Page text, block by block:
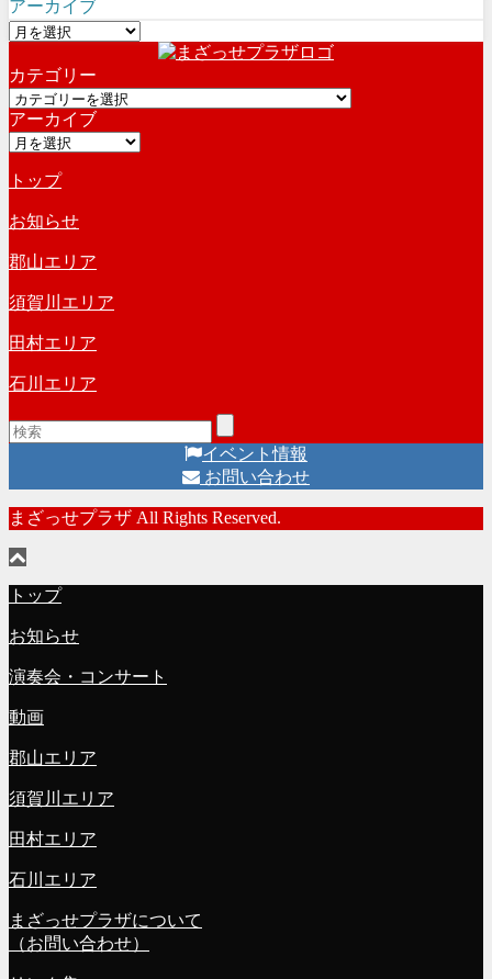
アーカイブ
ア
カ
イ
ブ
カテゴリー
カ
テ
ゴ
ー
アーカイブ
ア
カ
イ
ブ
トップ
お知らせ
郡山エリア
須賀川エリア
田村エリア
石川エリア
イベント情報
お問い合わせ
まざっせプラザ All Rights Reserved.
トップ
お知らせ
演奏会・コンサート
動画
郡山エリア
須賀川エリア
田村エリア
石川エリア
まざっせプラザについて
（お問い合わせ）